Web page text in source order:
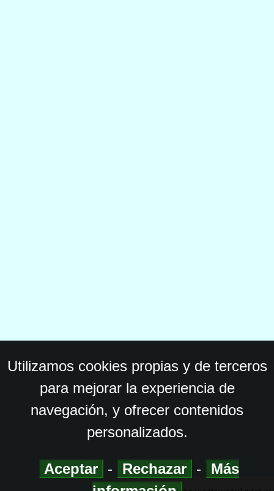
Utilizamos cookies propias y de terceros
para mejorar la experiencia de
navegación, y ofrecer contenidos
personalizados.
Aceptar - Rechazar -
Más